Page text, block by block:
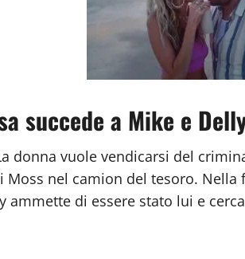
succede a Mike e
donna vuole vendicarsi del
nel camion del tesoro.
ammette di essere stato lui e